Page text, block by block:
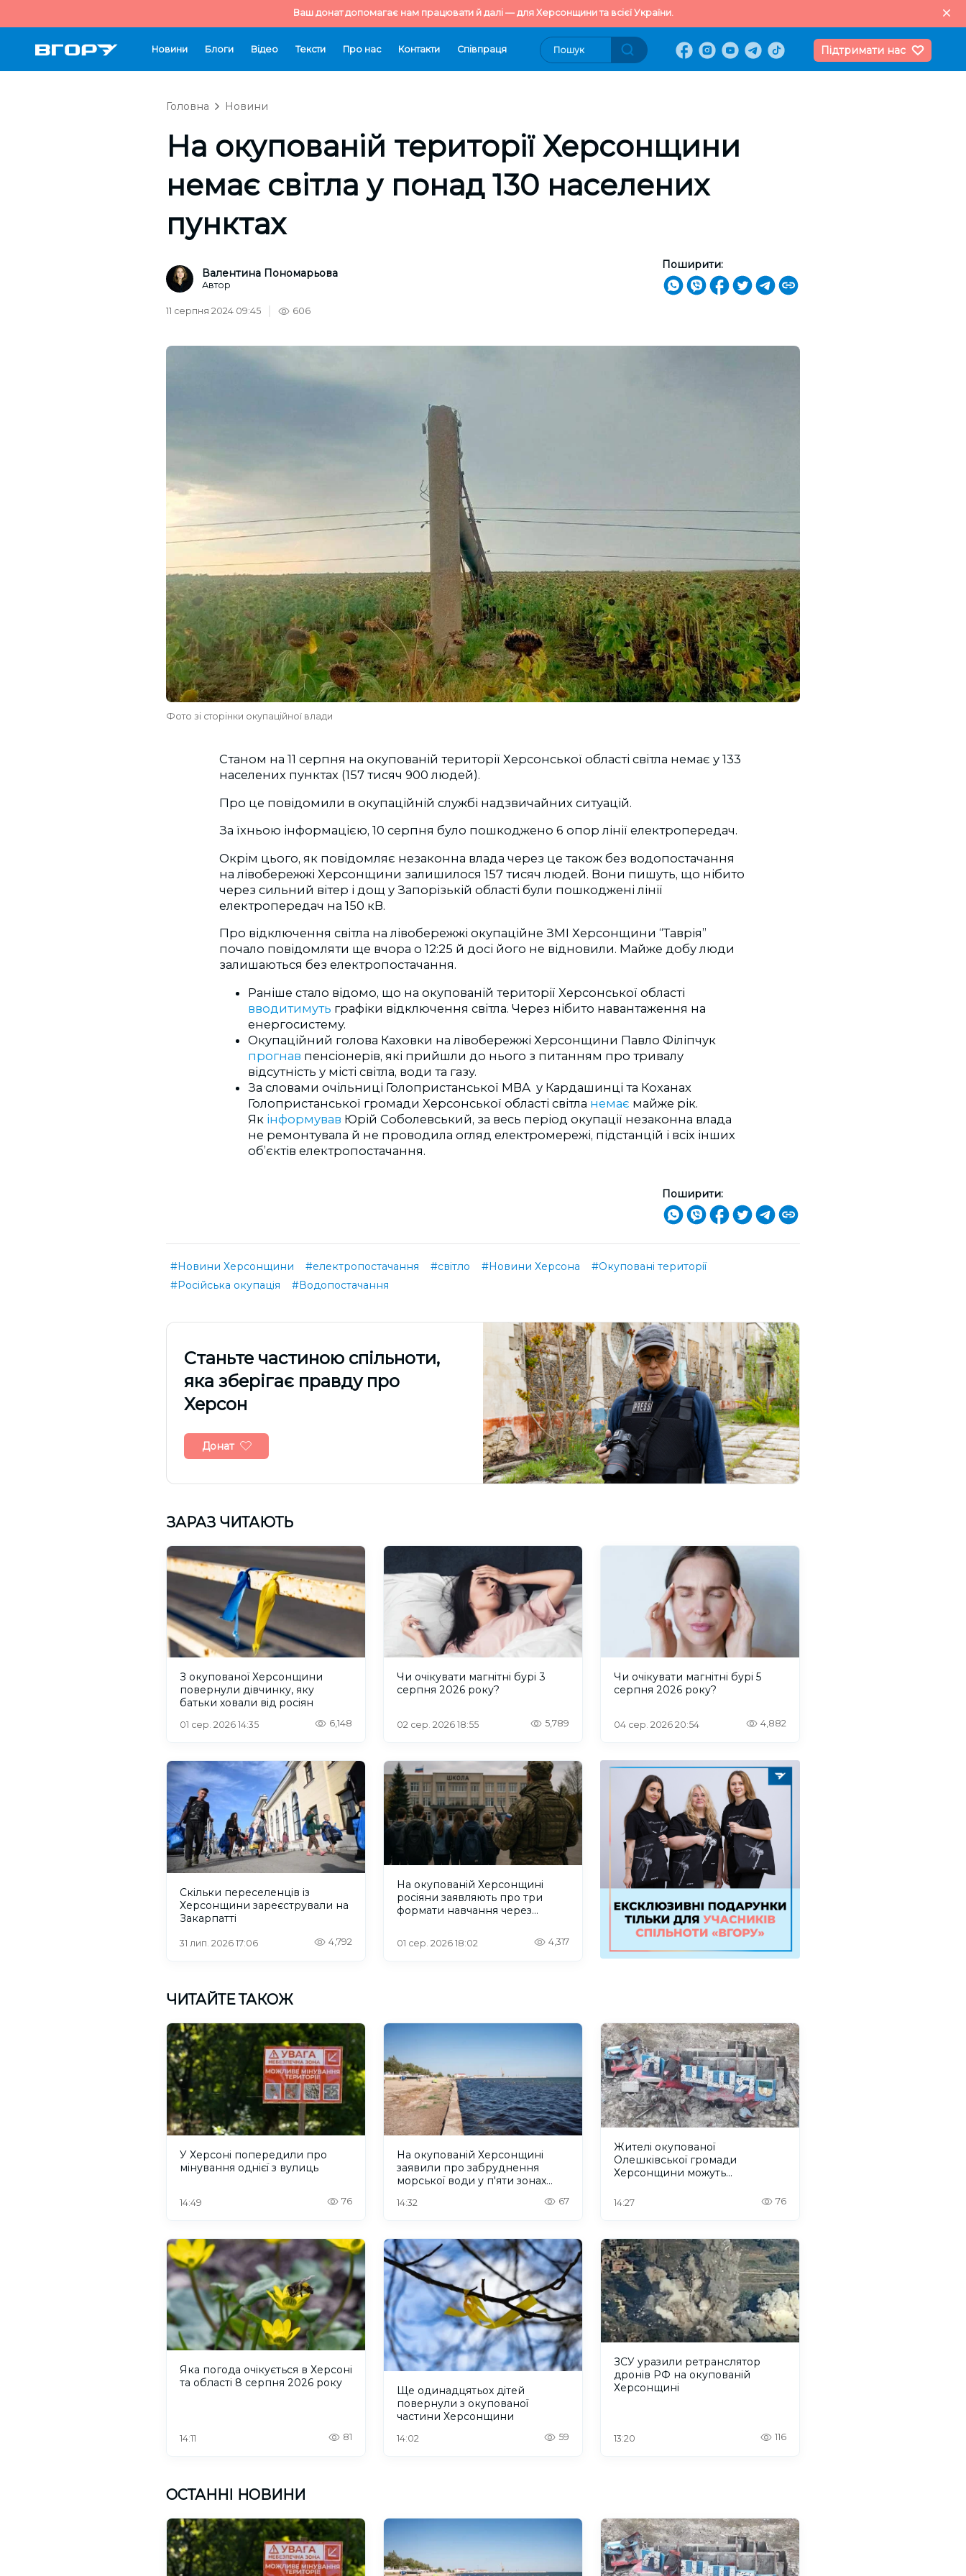
Ваш донат допомагає нам працювати й далі — для Херсонщини та всієї України.
Новини Блоги Відео Тексти Про нас Контакти Cпівпраця Підтримати нас
Головна Новини
На окупованій території Херсонщини
немає світла у понад 130 населених
пунктах
Валентина Пономарьова
Автор
Поширити:
11 серпня 2024 09:45 606
Фото зі сторінки окупаційної влади
Станом на 11 серпня на окупованій території Херсонської області світла немає у 133
населених пунктах (157 тисяч 900 людей).
Про це повідомили в окупаційній службі надзвичайних ситуацій.
За їхньою інформацією, 10 серпня було пошкоджено 6 опор лінії електропередач.
Окрім цього, як повідомляє незаконна влада через це також без водопостачання
на лівобережжі Херсонщини залишилося 157 тисяч людей. Вони пишуть, що нібито
через сильний вітер і дощ у Запорізькій області були пошкоджені лінії
електропередач на 150 кВ.
Про відключення світла на лівобережжі окупаційне ЗМІ Херсонщини “Таврія”
почало повідомляти ще вчора о 12:25 й досі його не відновили. Майже добу люди
залишаються без електропостачання.
Раніше стало відомо, що на окупованій території Херсонської області
вводитимуть графіки відключення світла. Через нібито навантаження на
енергосистему.
Окупаційний голова Каховки на лівобережжі Херсонщини Павло Філіпчук
прогнав пенсіонерів, які прийшли до нього з питанням про тривалу
відсутність у місті світла, води та газу.
За словами очільниці Голопристанської МВА у Кардашинці та Коханах
Голопристанської громади Херсонської області світла немає майже рік.
Як інформував Юрій Соболевський, за весь період окупації незаконна влада
не ремонтувала й не проводила огляд електромережі, підстанцій і всіх інших
об’єктів електропостачання.
Поширити:
#Новини Херсонщини #електропостачання #світло #Новини Херсона
#Окуповані території
#Російська окупація
#Водопостачання
Cтаньте частиною спільноти,
яка зберігає правду про
Херсон
Донат
ЗАРАЗ ЧИТАЮТЬ
З окупованої Херсонщини
повернули дівчинку, яку
батьки ховали від росіян
01 сер. 2026 14:35 6,148
Чи очікувати магнітні бурі 3
серпня 2026 року?
02 сер. 2026 18:55 5,789
Чи очікувати магнітні бурі 5
серпня 2026 року?
04 сер. 2026 20:54 4,882
Скільки переселенців із
Херсонщини зареєстрували на
Закарпатті
31 лип. 2026 17:06 4,792
На окупованій Херсонщині
росіяни заявляють про три
формати навчання через
01 сер. 2026 18:02 4,317
ЧИТАЙТЕ ТАКОЖ
У Херсоні попередили про
мінування однієї з вулиць
14:49 76
На окупованій Херсонщині
заявили про забруднення
морської води у п'яти зонах
14:32 67
Жителі окупованої
Олешківської громади
Херсонщини можуть
допомогу
14:27 76
Яка погода очікується в Херсоні
та області 8 серпня 2026 року
14:11 81
Ще одинадцятьох дітей
повернули з окупованої
частини Херсонщини
14:02 59
ЗСУ уразили ретранслятор
дронів РФ на окупованій
Херсонщині
13:20 116
ОСТАННІ НОВИНИ